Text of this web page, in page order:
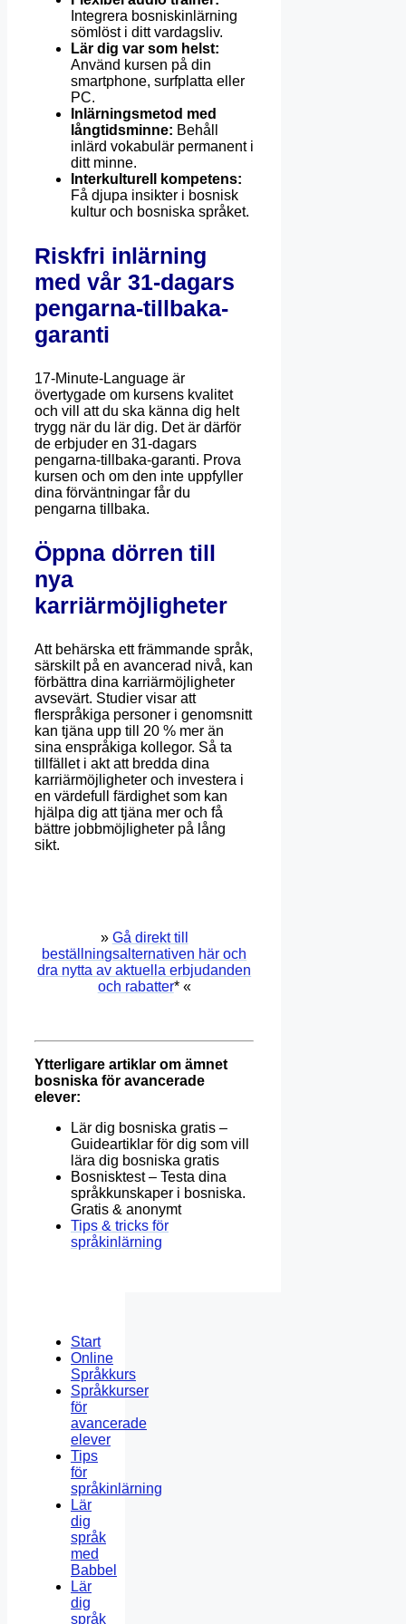
Integrera bosniskinlärning
sömlöst i ditt vardagsliv.
Lär dig var som helst:
Använd kursen på din
smartphone, surfplatta eller
PC.
Inlärningsmetod med
långtidsminne: Behåll
inlärd vokabulär permanent i
ditt minne.
Interkulturell kompetens:
Få djupa insikter i bosnisk
kultur och bosniska språket.
Riskfri inlärning
med vår 31-dagars
pengarna-tillbaka-
garanti
17-Minute-Language är
övertygade om kursens kvalitet
och vill att du ska känna dig helt
trygg när du lär dig. Det är därför
de erbjuder en 31-dagars
pengarna-tillbaka-garanti. Prova
kursen och om den inte uppfyller
dina förväntningar får du
pengarna tillbaka.
Öppna dörren till
nya
karriärmöjligheter
Att behärska ett främmande språk,
särskilt på en avancerad nivå, kan
förbättra dina karriärmöjligheter
avsevärt. Studier visar att
flerspråkiga personer i genomsnitt
kan tjäna upp till 20 % mer än
sina enspråkiga kollegor. Så ta
tillfället i akt att bredda dina
karriärmöjligheter och investera i
en värdefull färdighet som kan
hjälpa dig att tjäna mer och få
bättre jobbmöjligheter på lång
sikt.
» Gå direkt till
beställningsalternativen här och
dra nytta av aktuella erbjudanden
och rabatter* «
Ytterligare artiklar om ämnet
bosniska för avancerade
elever:
Lär dig bosniska gratis –
Guideartiklar för dig som vill
lära dig bosniska gratis
Bosnisktest – Testa dina
språkkunskaper i bosniska.
Gratis & anonymt
Tips & tricks för
språkinlärning
Start
Online
Språkkurs
Språkkurser
för
avancerade
elever
Tips
för
språkinlärning
Lär
dig
språk
med
Babbel
Lär
dig
språk